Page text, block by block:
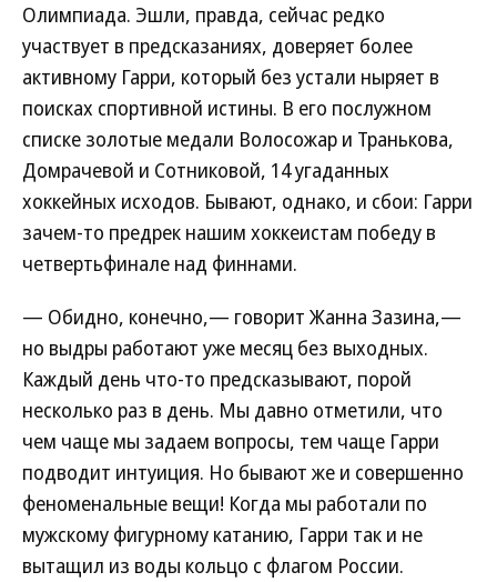
Олимпиада. Эшли, правда, сейчас редко
участвует в предсказаниях, доверяет более
активному Гарри, который без устали ныряет в
поисках спортивной истины. В его послужном
списке золотые медали Волосожар и Транькова,
Домрачевой и Сотниковой, 14 угаданных
хоккейных исходов. Бывают, однако, и сбои: Гарри
зачем-то предрек нашим хоккеистам победу в
четвертьфинале над финнами.
— Обидно, конечно,— говорит Жанна Зазина,—
но выдры работают уже месяц без выходных.
Каждый день что-то предсказывают, порой
несколько раз в день. Мы давно отметили, что
чем чаще мы задаем вопросы, тем чаще Гарри
подводит интуиция. Но бывают же и совершенно
феноменальные вещи! Когда мы работали по
мужскому фигурному катанию, Гарри так и не
вытащил из воды кольцо с флагом России.